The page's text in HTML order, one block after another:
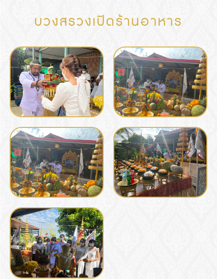
บวงสรวงเปิดร้านอาหาร